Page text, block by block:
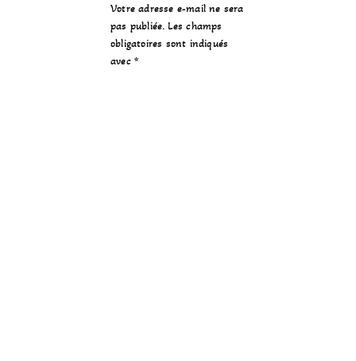
Votre adresse e-mail ne sera
pas publiée. Les champs
obligatoires sont indiqués
avec *